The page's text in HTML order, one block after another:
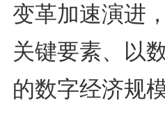
变革加速演进
关键要素、以
的数字经济规